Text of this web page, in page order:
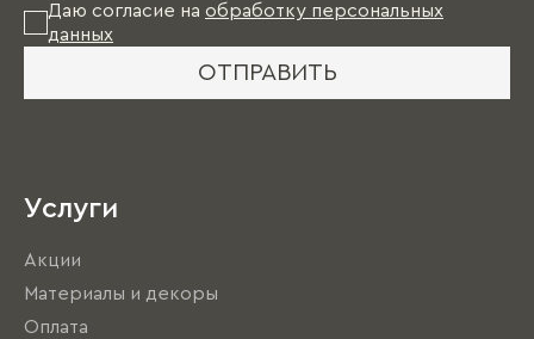
Даю согласие на обработку персональных
данных
ОТПРАВИТЬ
Услуги
Акции
Материалы и декоры
Оплата